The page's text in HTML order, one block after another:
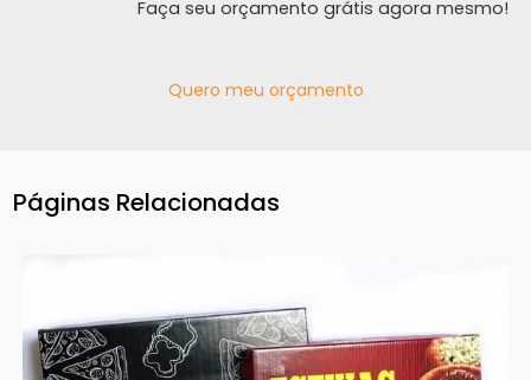
Faça seu orçamento grátis agora mesmo!
Quero meu orçamento
Páginas Relacionadas